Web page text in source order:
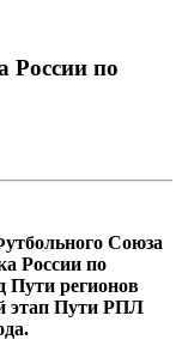
России по
Союза
России по
Пути регионов
этап Пути РПЛ